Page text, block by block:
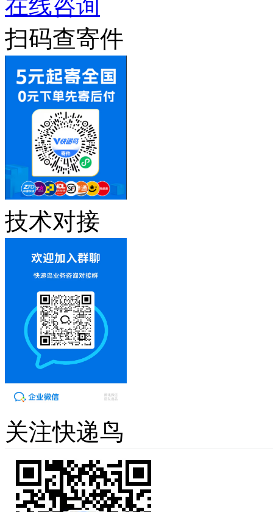
在线咨询
扫码查寄件
技术对接
关注快递鸟